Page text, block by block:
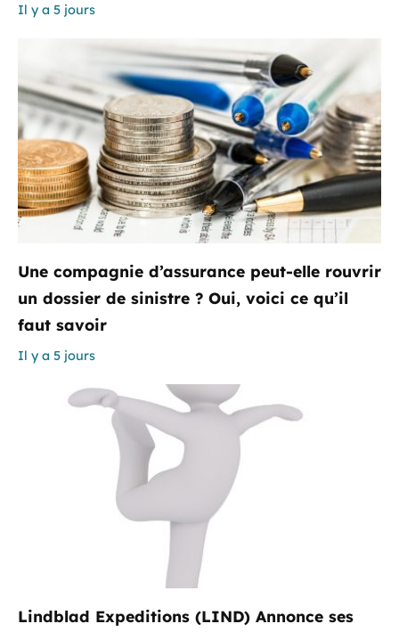
Il y a 5 jours
Une compagnie d’assurance peut-elle rouvrir
un dossier de sinistre ? Oui, voici ce qu’il
faut savoir
Il y a 5 jours
Lindblad Expeditions (LIND) Annonce ses